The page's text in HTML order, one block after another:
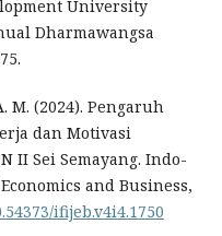
University
Dharmawangsa
M. (2024). Pengaruh
dan Motivasi
II Sei Semayang. Indo-
and Business,
ifijeb.v4i4.1750